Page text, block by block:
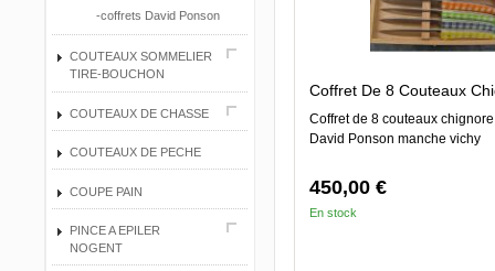
-coffrets David Ponson
COUTEAUX SOMMELIER
TIRE-BOUCHON
COUTEAUX DE CHASSE
COUTEAUX DE PECHE
COUPE PAIN
PINCE A EPILER
NOGENT
Coffret De 8 Couteaux
Coffret de 8 couteaux
David Ponson manche vichy
450,00 €
En stock